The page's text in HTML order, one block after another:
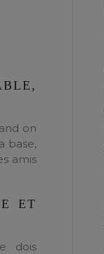
on
base,
amis
ET
dois